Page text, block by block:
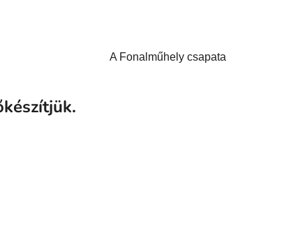
A Fonalműhely csapata